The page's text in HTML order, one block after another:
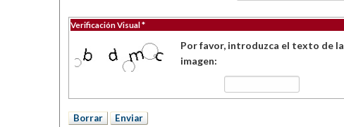
Verificación Visual *
Por favor, introduzca el texto de la
imagen: